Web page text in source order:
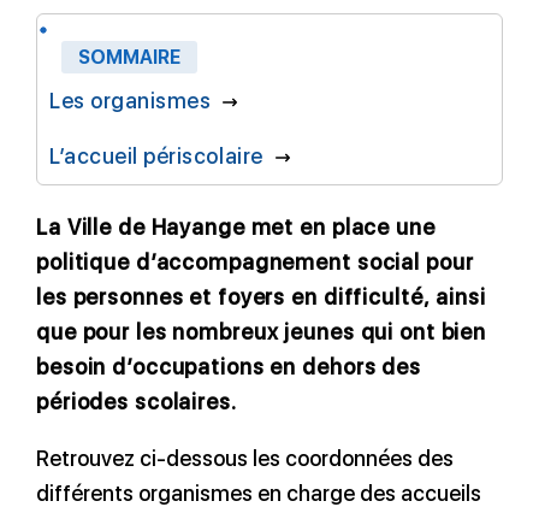
SOMMAIRE
Les organismes
L’accueil périscolaire
La Ville de Hayange met en place une
politique d’accompagnement social pour
les personnes et foyers en difficulté, ainsi
que pour les nombreux jeunes qui ont bien
besoin d’occupations en dehors des
périodes scolaires.
Retrouvez ci-dessous les coordonnées des
différents organismes en charge des accueils